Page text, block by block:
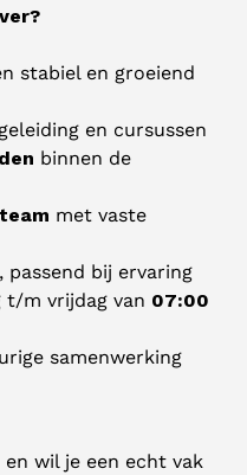
stabiel en groeiend
en cursussen
binnen de
met vaste
bij ervaring
t/m vrijdag van 07:00
samenwerking
wil je een echt vak